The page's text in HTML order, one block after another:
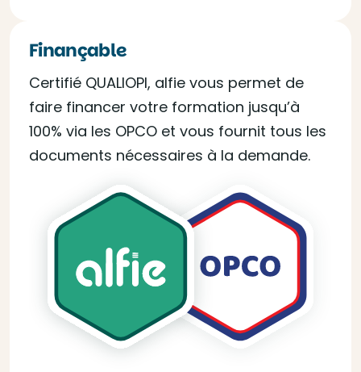
Finançable
Certifié QUALIOPI, alfie vous permet de
faire financer votre formation jusqu’à
100% via les OPCO et vous fournit tous les
documents nécessaires à la demande.